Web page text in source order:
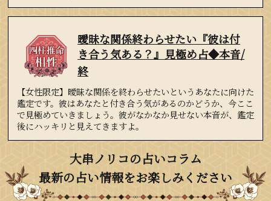
曖昧な関係終わらせたい『彼は付
き合う気ある？』見極め占◆本音/
終
【女性限定】曖昧な関係を終わらせたいというあなたに向けた
鑑定です。彼はあなたと付き合う気があるのかどうか、今ここ
で見極めていきましょう。彼がなかなか見せない本音が、鑑定
後にハッキリと見えてきますよ。
大串ノリコの占いコラム
最新の占い情報をお楽しみください